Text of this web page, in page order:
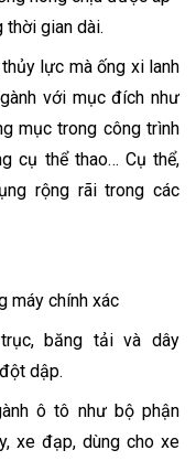
thời gian dài.
lực mà ống xi lanh
với mục đích như
mục trong công trình
cụ thể thao… Cụ thể,
rộng rãi trong các
máy chính xác
băng tải và dây
dập.
ô tô như bộ phận
xe đạp, dùng cho xe